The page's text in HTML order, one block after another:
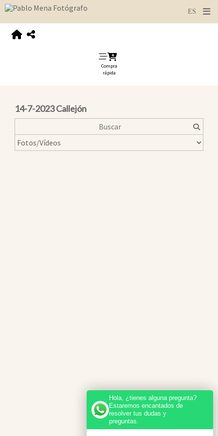
Compra
rápida
14-7-2023 Callejón
Hola, ¿tienes alguna pregunta?
Estaremos encantados de
resolver tus dudas y
preguntas.